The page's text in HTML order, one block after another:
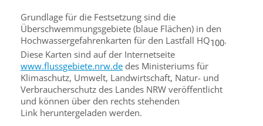
Grundlage für die Festsetzung sind die
Überschwemmungsgebiete (blaue Flächen) in den
Hochwassergefahrenkarten für den Lastfall HQ100.
Diese Karten sind auf der Internetseite
www.flussgebiete.nrw.de des Ministeriums für
Klimaschutz, Umwelt, Landwirtschaft, Natur- und
Verbraucherschutz des Landes NRW veröffentlicht
und können über den rechts stehenden
Link heruntergeladen werden.